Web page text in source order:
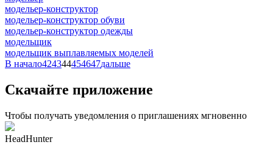
модельер-конструктор
модельер-конструктор обуви
модельер-конструктор одежды
модельщик
модельщик выплавляемых моделей
В начало424344454647дальше
Скачайте приложение
Чтобы получать уведомления о приглашениях мгновенно
HeadHunter